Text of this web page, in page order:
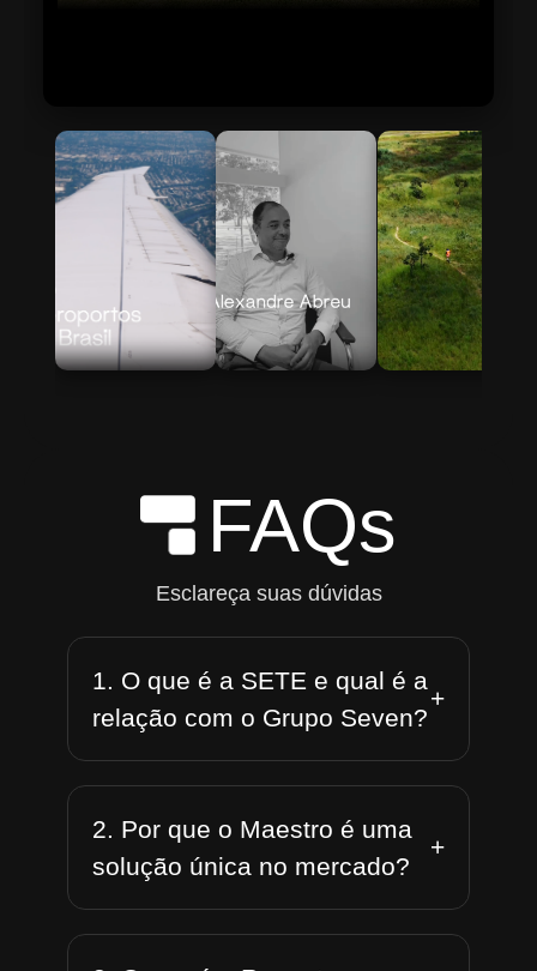
FAQs
Esclareça suas dúvidas
1. O que é a SETE e qual é a
relação com o Grupo Seven?
+
2. Por que o Maestro é uma
solução única no mercado?
+